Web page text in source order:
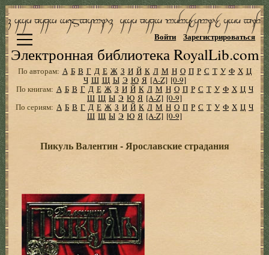
Электронная библиотека RoyalLib.com
Войти Зарегистрироваться
По авторам: А Б В Г Д Е Ж З И Й К Л М Н О П Р С Т У Ф Х Ц
Ч Ш Щ Ы Э Ю Я [A-Z] [0-9]
По книгам: А Б В Г Д Е Ж З И Й К Л М Н О П Р С Т У Ф Х Ц Ч
Ш Щ Ы Э Ю Я [A-Z] [0-9]
По сериям: А Б В Г Д Е Ж З И Й К Л М Н О П Р С Т У Ф Х Ц Ч
Ш Щ Ы Э Ю Я [A-Z] [0-9]
Пикуль Валентин - Ярославские страдания